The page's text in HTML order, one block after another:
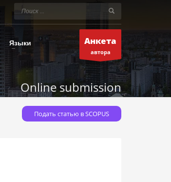
Языки Анкета
автора
Online submission
Подать статью в SCOPUS